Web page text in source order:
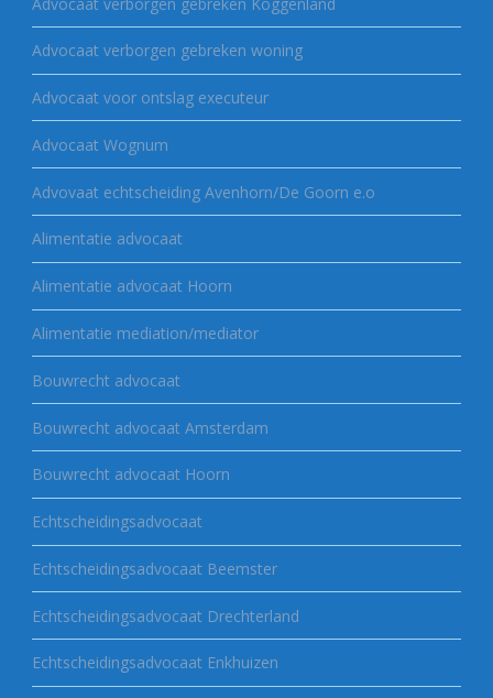
Advocaat verborgen gebreken woning
Advocaat voor ontslag executeur
Advocaat Wognum
Advovaat echtscheiding Avenhorn/De Goorn e.o
Alimentatie advocaat
Alimentatie advocaat Hoorn
Alimentatie mediation/mediator
Bouwrecht advocaat
Bouwrecht advocaat Amsterdam
Bouwrecht advocaat Hoorn
Echtscheidingsadvocaat
Echtscheidingsadvocaat Beemster
Echtscheidingsadvocaat Drechterland
Echtscheidingsadvocaat Enkhuizen